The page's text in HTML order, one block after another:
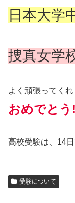
日本大学
捜真女学
よく頑張ってくれ
おめでとう
高校受験は、14日
受験について